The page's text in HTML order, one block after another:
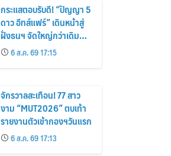
กระแสตอบรับดี! “ปัญญา 5
ดาว อีทส์แฟร์” เดินหน้าสู่
ฝั่งธนฯ จัดใหญ่กว่าเดิม
ร้านเด็ดเพิ่ม อิ่มฟิน 10 วัน
เต็ม!
6 ส.ค. 69 17:15
จักรวาลสะเทือน! 77 สาว
งาม “MUT2026” ตบเท้า
รายงานตัวเข้ากองฯวันแรก
6 ส.ค. 69 17:13